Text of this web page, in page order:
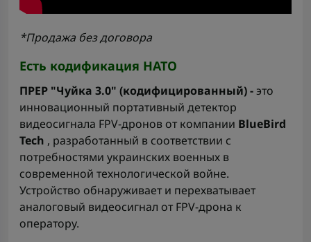
*Продажа без договора
Есть кодификация НАТО
ПРЕР "Чуйка 3.0" (кодифицированный)-это
инновационный портативный детектор
видеосигнала FPV-дронов от компании BlueBird
Tech , разработанный в соответствии с
потребностями украинских военных в
современной технологической войне.
Устройство обнаруживает и перехватывает
аналоговый видеосигнал от FPV-дрона к
оператору.